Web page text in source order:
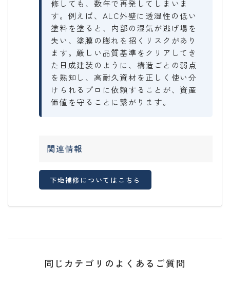
修しても、数年で再発してしまいま
す。例えば、ALC外壁に透湿性の低い
塗料を塗ると、内部の湿気が逃げ場を
失い、塗膜の膨れを招くリスクがあり
ます。厳しい品質基準をクリアしてき
た日成建装のように、構造ごとの弱点
を熟知し、高耐久資材を正しく使い分
けられるプロに依頼することが、資産
価値を守ることに繋がります。
関連情報
下地補修についてはこちら
同じカテゴリのよくあるご質問